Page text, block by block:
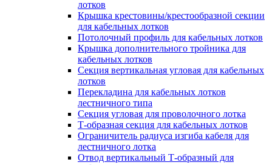
лотков
Крышка крестовины/крестообразной секции
для кабельных лотков
Потолочный профиль для кабельных лотков
Крышка дополнительного тройника для
кабельных лотков
Секция вертикальная угловая для кабельных
лотков
Перекладина для кабельных лотков
лестничного типа
Секция угловая для проволочного лотка
Т-образная секция для кабельных лотков
Ограничитель радиуса изгиба кабеля для
лестничного лотка
Отвод вертикальный Т-образный для